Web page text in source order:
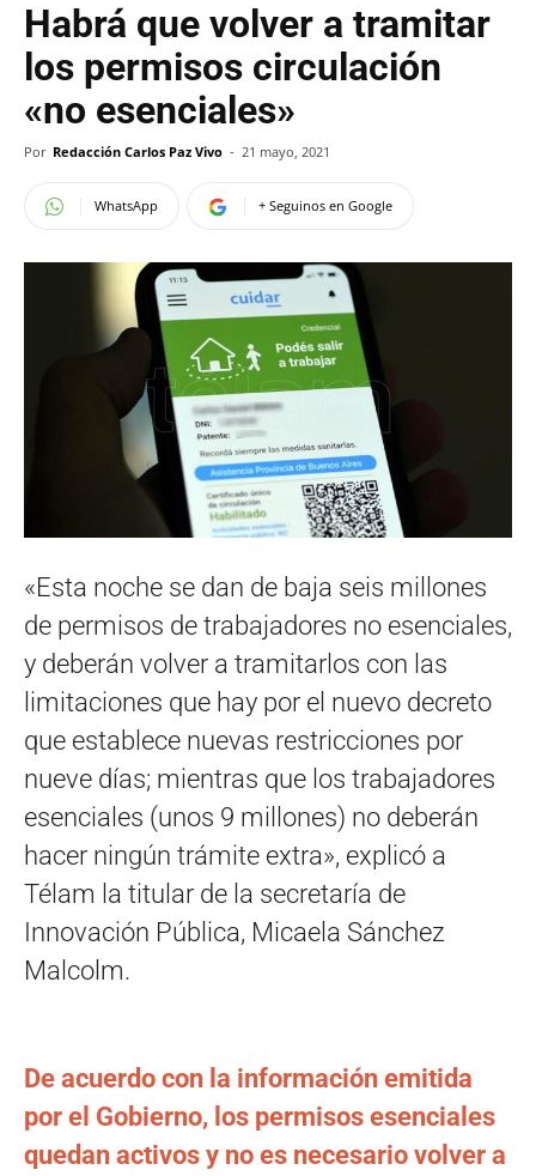
Habrá que volver a tramitar
los permisos circulación
«no esenciales»
Por Redacción Carlos Paz Vivo - 21 mayo, 2021
WhatsApp + Seguinos en Google
«Esta noche se dan de baja seis millones
de permisos de trabajadores no esenciales,
y deberán volver a tramitarlos con las
limitaciones que hay por el nuevo decreto
que establece nuevas restricciones por
nueve días; mientras que los trabajadores
esenciales (unos 9 millones) no deberán
hacer ningún trámite extra», explicó a
Télam la titular de la secretaría de
Innovación Pública, Micaela Sánchez
Malcolm.
De acuerdo con la información emitida
por el Gobierno, los permisos esenciales
quedan activos y no es necesario volver a